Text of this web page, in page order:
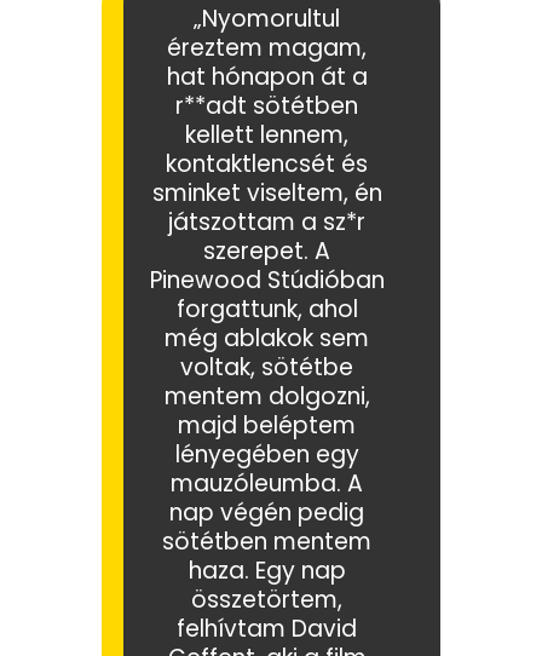
„Nyomorultul
éreztem magam,
hat hónapon át a
r**adt sötétben
kellett lennem,
kontaktlencsét és
sminket viseltem, én
játszottam a sz*r
szerepet. A
Pinewood Stúdióban
forgattunk, ahol
még ablakok sem
voltak, sötétbe
mentem dolgozni,
majd beléptem
lényegében egy
mauzóleumba. A
nap végén pedig
sötétben mentem
haza. Egy nap
összetörtem,
felhívtam David